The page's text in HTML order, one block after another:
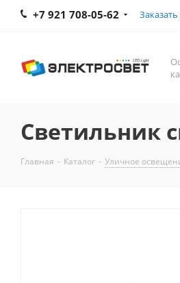
+7 921 708-05-62
Светильник
Главная - Каталог - Уличное